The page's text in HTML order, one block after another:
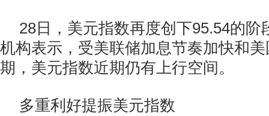
28日，美元指数再度创下95.54的阶
机构表示，受美联储加息节奏加快和
期，美元指数近期仍有上行空间。
多重利好提振美元指数